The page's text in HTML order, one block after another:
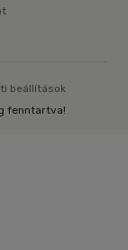
beállítások
fenntartva!